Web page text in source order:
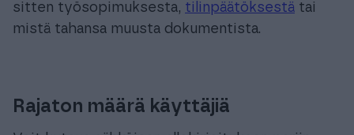
sitten työsopimuksesta, tilinpäätöksestä tai
mistä tahansa muusta dokumentista.
Rajaton määrä käyttäjiä